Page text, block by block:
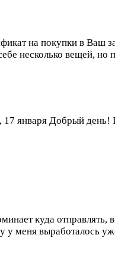
на покупки в Ваш
несколько вещей,
17 января Добрый день!
куда отправлять,
у меня выработалось